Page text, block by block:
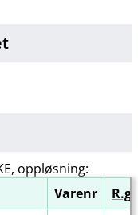
oppløsning:
Varenr
R.gr